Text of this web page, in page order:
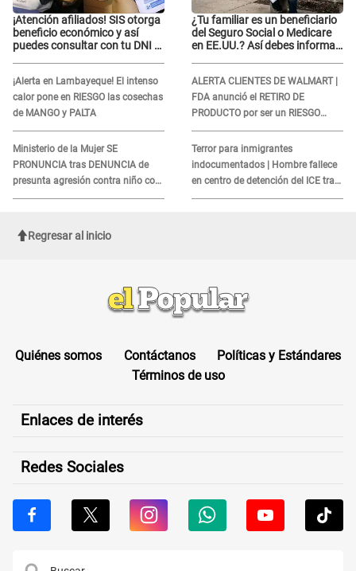
¡Atención afiliados! SIS otorga
beneficio económico y así
puedes consultar con tu DNI si
¡Alerta en Lambayeque! El intenso
calor pone en RIESGO las cosechas
de MANGO y PALTA
Ministerio de la Mujer SE
PRONUNCIA tras DENUNCIA de
presunta agresión contra niño con
autismo en Surco
¿Tu familiar es un beneficiario
del Seguro Social o Medicare
en EE.UU.? Así debes informar
ALERTA CLIENTES DE WALMART |
FDA anunció el RETIRO DE
PRODUCTO por ser un RIESGO
MORTAL para consumidores: ¿Cuál
es?
Terror para inmigrantes
indocumentados | Hombre fallece
en centro de detención del ICE tras
sufrir una "emergencia médica"
Regresar al inicio
Quiénes somos Contáctanos
Políticas y Estándares
Términos de uso
Enlaces de interés
Redes Sociales